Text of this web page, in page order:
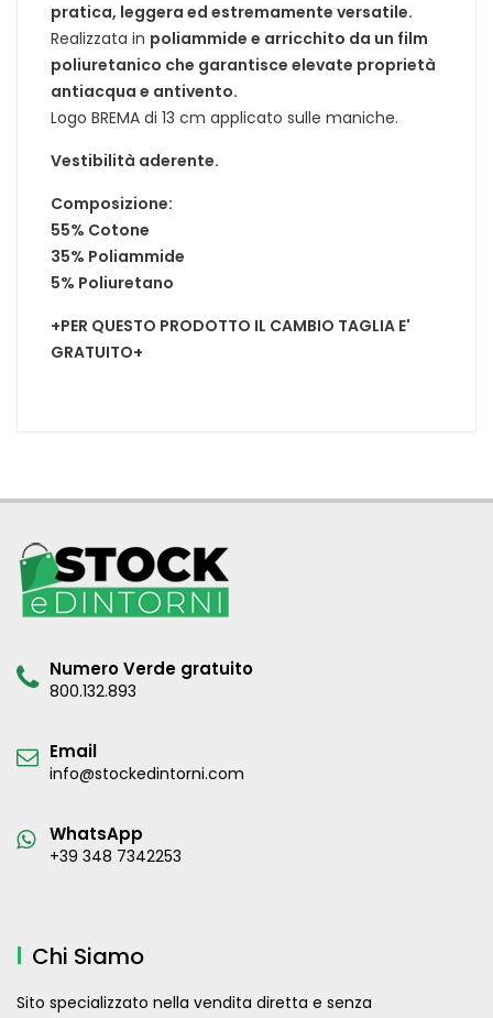
pratica, leggera ed estremamente versatile.
Realizzata in poliammide e arricchito da un film
poliuretanico che garantisce elevate proprietà
antiacqua e antivento.
Logo BREMA di 13 cm applicato sulle maniche.
Vestibilità aderente.
Composizione:
55% Cotone
35% Poliammide
5% Poliuretano
+PER QUESTO PRODOTTO IL CAMBIO TAGLIA E'
GRATUITO+
Numero Verde gratuito
800.132.893
Email
info@stockedintorni.com
WhatsApp
+39 348 7342253
Chi Siamo
Sito specializzato nella vendita diretta e senza